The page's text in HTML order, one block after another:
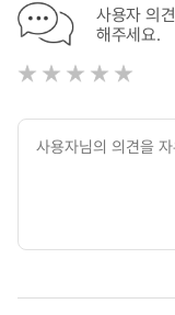
사용자 의
해주세요.